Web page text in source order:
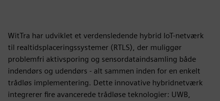
WitTra har udviklet et verdensledende hybrid IoT-netværk
til realtidsplaceringssystemer (RTLS), der muliggør
problemfri aktivsporing og sensordataindsamling både
indendørs og udendørs - alt sammen inden for en enkelt
trådløs implementering. Dette innovative hybridnetværk
integrerer fire avancerede trådløse teknologier: UWB,